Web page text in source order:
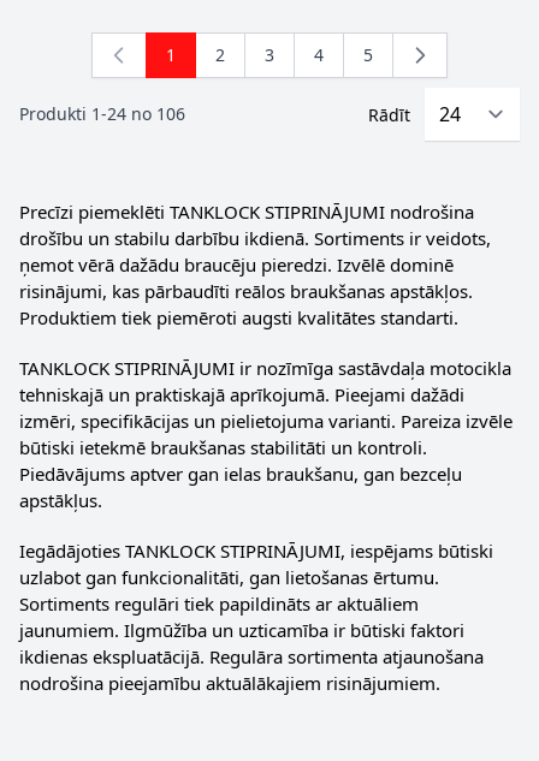
Produkti 1-24 no 106
You're currently reading page
1 Lapa
2 Lapa
3 Lapa
4 Lapa
5
Rādīt
Precīzi piemeklēti TANKLOCK STIPRINĀJUMI nodrošina
drošību un stabilu darbību ikdienā. Sortiments ir veidots,
ņemot vērā dažādu braucēju pieredzi. Izvēlē dominē
risinājumi, kas pārbaudīti reālos braukšanas apstākļos.
Produktiem tiek piemēroti augsti kvalitātes standarti.
TANKLOCK STIPRINĀJUMI ir nozīmīga sastāvdaļa motocikla
tehniskajā un praktiskajā aprīkojumā. Pieejami dažādi
izmēri, specifikācijas un pielietojuma varianti. Pareiza izvēle
būtiski ietekmē braukšanas stabilitāti un kontroli.
Piedāvājums aptver gan ielas braukšanu, gan bezceļu
apstākļus.
Iegādājoties TANKLOCK STIPRINĀJUMI, iespējams būtiski
uzlabot gan funkcionalitāti, gan lietošanas ērtumu.
Sortiments regulāri tiek papildināts ar aktuāliem
jaunumiem. Ilgmūžība un uzticamība ir būtiski faktori
ikdienas ekspluatācijā. Regulāra sortimenta atjaunošana
nodrošina pieejamību aktuālākajiem risinājumiem.